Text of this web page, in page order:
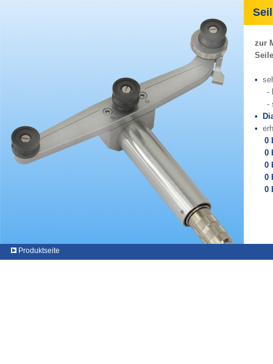
zur
•
-
-
•
•
0
0
0
0
0
Produktseite